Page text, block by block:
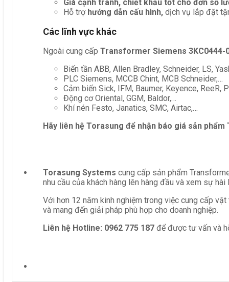
Giá cạnh tranh, chiết khấu tốt cho đơn số
Hỗ trợ hướng dẫn cấu hình, dịch vụ lắp đặt
Các lĩnh vực khác
Ngoài cung cấp Transformer Siemens 3KC0444-
Biến tần ABB, Allen Bradley, Schneider, LS,
PLC Siemens, MCCB Chint, MCB Schneider,…
Cảm biến Sick, IFM, Baumer, Keyence, ReeR,
Động cơ Oriental, GGM, Baldor,…
Khí nén Festo, Janatics, SMC, Airtac,…
Hãy liên hệ Torasung để nhận báo giá sản phẩm
Torasung Systems cung cấp sản phẩm
nhu cầu của khách hàng lên hàng đầu và xem sự
Với hơn 12 năm kinh nghiệm trong việc cung cấp
và mang đến giải pháp phù hợp cho doanh nghiệp.
Liên hệ Hotline: 0962 775 187 để được tư vấn và